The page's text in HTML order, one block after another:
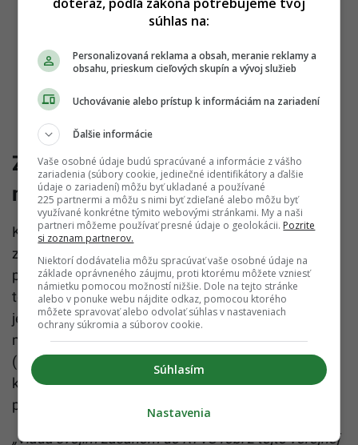
Zákon kritizuje opozícia aj
mimovládky
Kresťanskodemokratické hnutie (KDH) odmieta
zmeny v RTVS a považuje ich za účelové. Je to
podľa nej pokus o násilné ovládnutie Rozhlasu a
televízie Slovenska úzkou skupinou ľudí. Pre hnutie
je to posledná kvapka a pridá sa k odvolávaniu
ministerky kultúry Martiny Šimkovičovej
(nominantka SNS). Ministerka nemá podľa
kresťanských demokratov čo hľadať na svojom
poste.
„Vláda svojím zásahom do RTVS robí z tejto verejnej
súhlas na:
Personalizovaná reklama a obsah, meranie reklamy a
obsahu, prieskum cieľových skupín a vývoj služieb
Uchovávanie alebo prístup k informáciám na zariadení
Ďalšie informácie
Vaše osobné údaje budú spracúvané a informácie z vášho
zariadenia (súbory cookie, jedinečné identifikátory a ďalšie
údaje o zariadení) môžu byť ukladané a používané
225 partnermi a môžu s nimi byť zdieľané alebo môžu byť
využívané konkrétne týmito webovými stránkami. My a naši
partneri môžeme používať presné údaje o geolokácii. Pozrite
si zoznam partnerov.
Niektorí dodávatelia môžu spracúvať vaše osobné údaje na
základe oprávneného záujmu, proti ktorému môžete vzniesť
námietku pomocou možností nižšie. Dole na tejto stránke
alebo v ponuke webu nájdite odkaz, pomocou ktorého
môžete spravovať alebo odvolať súhlas v nastaveniach
ochrany súkromia a súborov cookie.
Súhlasím
Nastavenia